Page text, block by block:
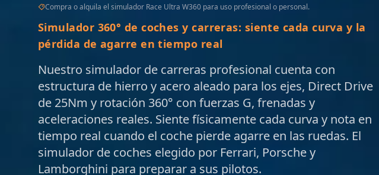
Compra o alquila el simulador Race Ultra W360 para uso profesional o personal.
Simulador 360° de coches y carreras: siente cada curva y la
pérdida de agarre en tiempo real
Nuestro simulador de carreras profesional cuenta con
estructura de hierro y acero aleado para los ejes, Direct Drive
de 25Nm y rotación 360° con fuerzas G, frenadas y
aceleraciones reales. Siente físicamente cada curva y nota en
tiempo real cuando el coche pierde agarre en las ruedas. El
simulador de coches elegido por Ferrari, Porsche y
Lamborghini para preparar a sus pilotos.